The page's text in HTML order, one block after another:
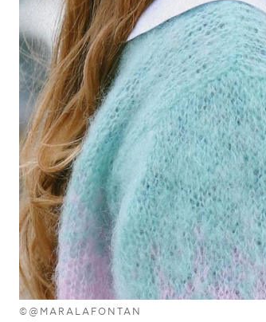
©@MARALAFONTAN